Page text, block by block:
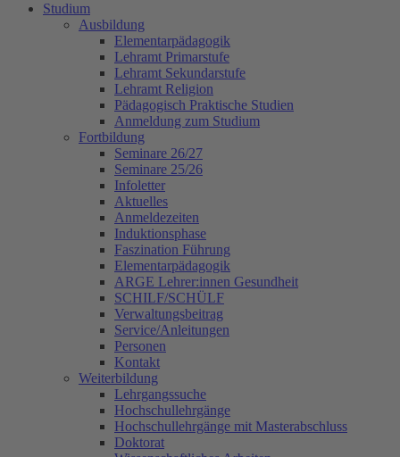
Studium
Ausbildung
Elementarpädagogik
Lehramt Primarstufe
Lehramt Sekundarstufe
Lehramt Religion
Pädagogisch Praktische Studien
Anmeldung zum Studium
Fortbildung
Seminare 26/27
Seminare 25/26
Infoletter
Aktuelles
Anmeldezeiten
Induktionsphase
Faszination Führung
Elementarpädagogik
ARGE Lehrer:innen Gesundheit
SCHILF/SCHÜLF
Verwaltungsbeitrag
Service/Anleitungen
Personen
Kontakt
Weiterbildung
Lehrgangssuche
Hochschullehrgänge
Hochschullehrgänge mit Masterabschluss
Doktorat